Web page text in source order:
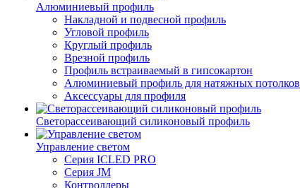
Алюминиевый профиль
Накладной и подвесной профиль
Угловой профиль
Круглый профиль
Врезной профиль
Профиль встраиваемый в гипсокартон
Алюминиевый профиль для натяжных потолков
Аксессуары для профиля
Светорассеивающий силиконовый профиль
Управление светом
Серия ICLED PRO
Серия JM
Контроллеры